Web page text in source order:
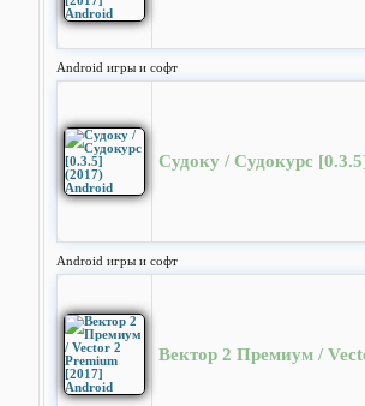
Android игры и софт
Судоку / Судокурс
Android игры и софт
Вектор 2 Премиум /